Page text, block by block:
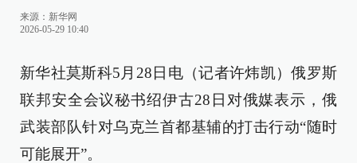
来源： 新华网
2026-05-29 10:40
新华社莫斯科5月28日电（记者许炜凯）俄罗斯
联邦安全会议秘书绍伊古28日对俄媒表示，俄
武装部队针对乌克兰首都基辅的打击行动“随时
可能展开”。